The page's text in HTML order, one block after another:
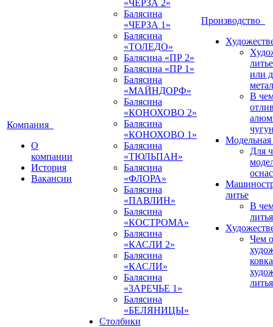
Компания
О
компании
История
Вакансии
«ЧЕРЗА 2»
Балясина
«ЧЕРЗА 1»
Балясина
«ТОЛЕДО»
Балясина «ПР 2»
Балясина «ПР 1»
Балясина
«МАЙНДОРФ»
Балясина
«КОНОХОВО 2»
Балясина
«КОНОХОВО 1»
Балясина
«ТЮЛЬПАН»
Балясина
«ФЛОРА»
Балясина
«ПАВЛИН»
Балясина
«КОСТРОМА»
Балясина
«КАСЛИ 2»
Балясина
«КАСЛИ»
Балясина
«ЗАРЕЧЬЕ 1»
Балясина
«БЕЛЯНИЦЫ»
Столбики
Производство
или
В
Модельная
Для
литье
В
Чем